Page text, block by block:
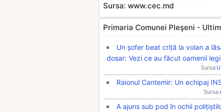
Sursa: www.cec.md
Primaria Comunei Pleşeni -
Un șofer beat criță la volan a
dosar: Vezi ce au făcut oamenii
Sursa:
Raionul Cantemir: Un echipaj
Sursa:
A ajuns sub pod în ochii